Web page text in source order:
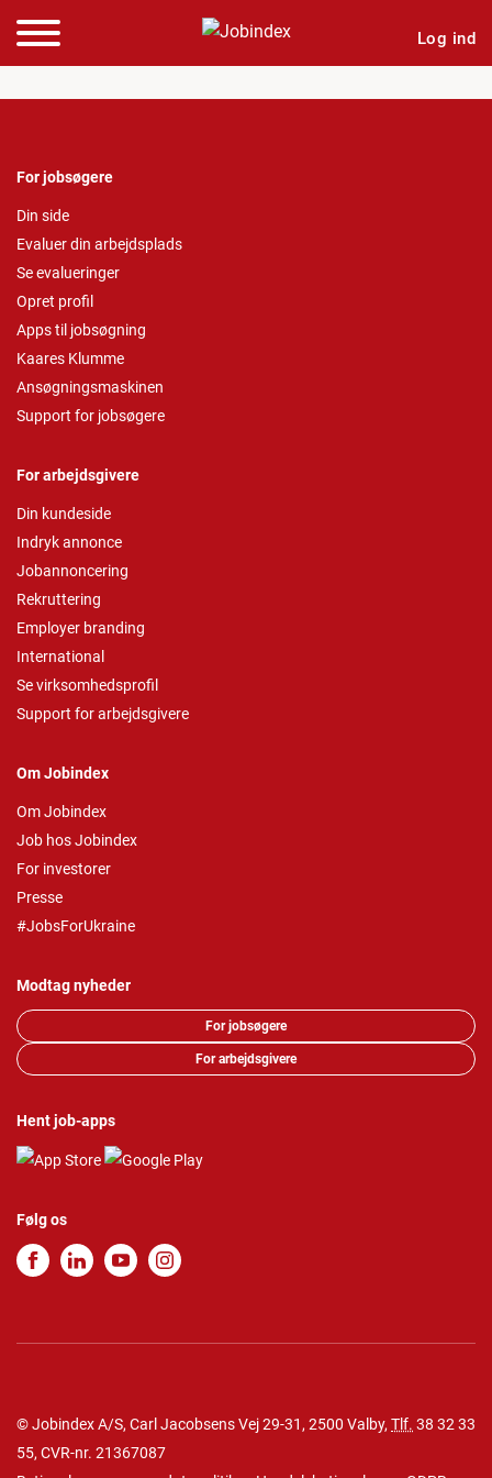
Log ind
For jobsøgere
Din side
Evaluer din arbejdsplads
Se evalueringer
Opret profil
Apps til jobsøgning
Kaares Klumme
Ansøgningsmaskinen
Support for jobsøgere
For arbejdsgivere
Din kundeside
Indryk annonce
Jobannoncering
Rekruttering
Employer branding
International
Se virksomhedsprofil
Support for arbejdsgivere
Om Jobindex
Om Jobindex
Job hos Jobindex
For investorer
Presse
#JobsForUkraine
Modtag nyheder
For jobsøgere
For arbejdsgivere
Hent job-apps
Følg os
© Jobindex A/S, Carl Jacobsens Vej 29-31, 2500 Valby, Tlf. 38 32 33
55, CVR-nr. 21367087